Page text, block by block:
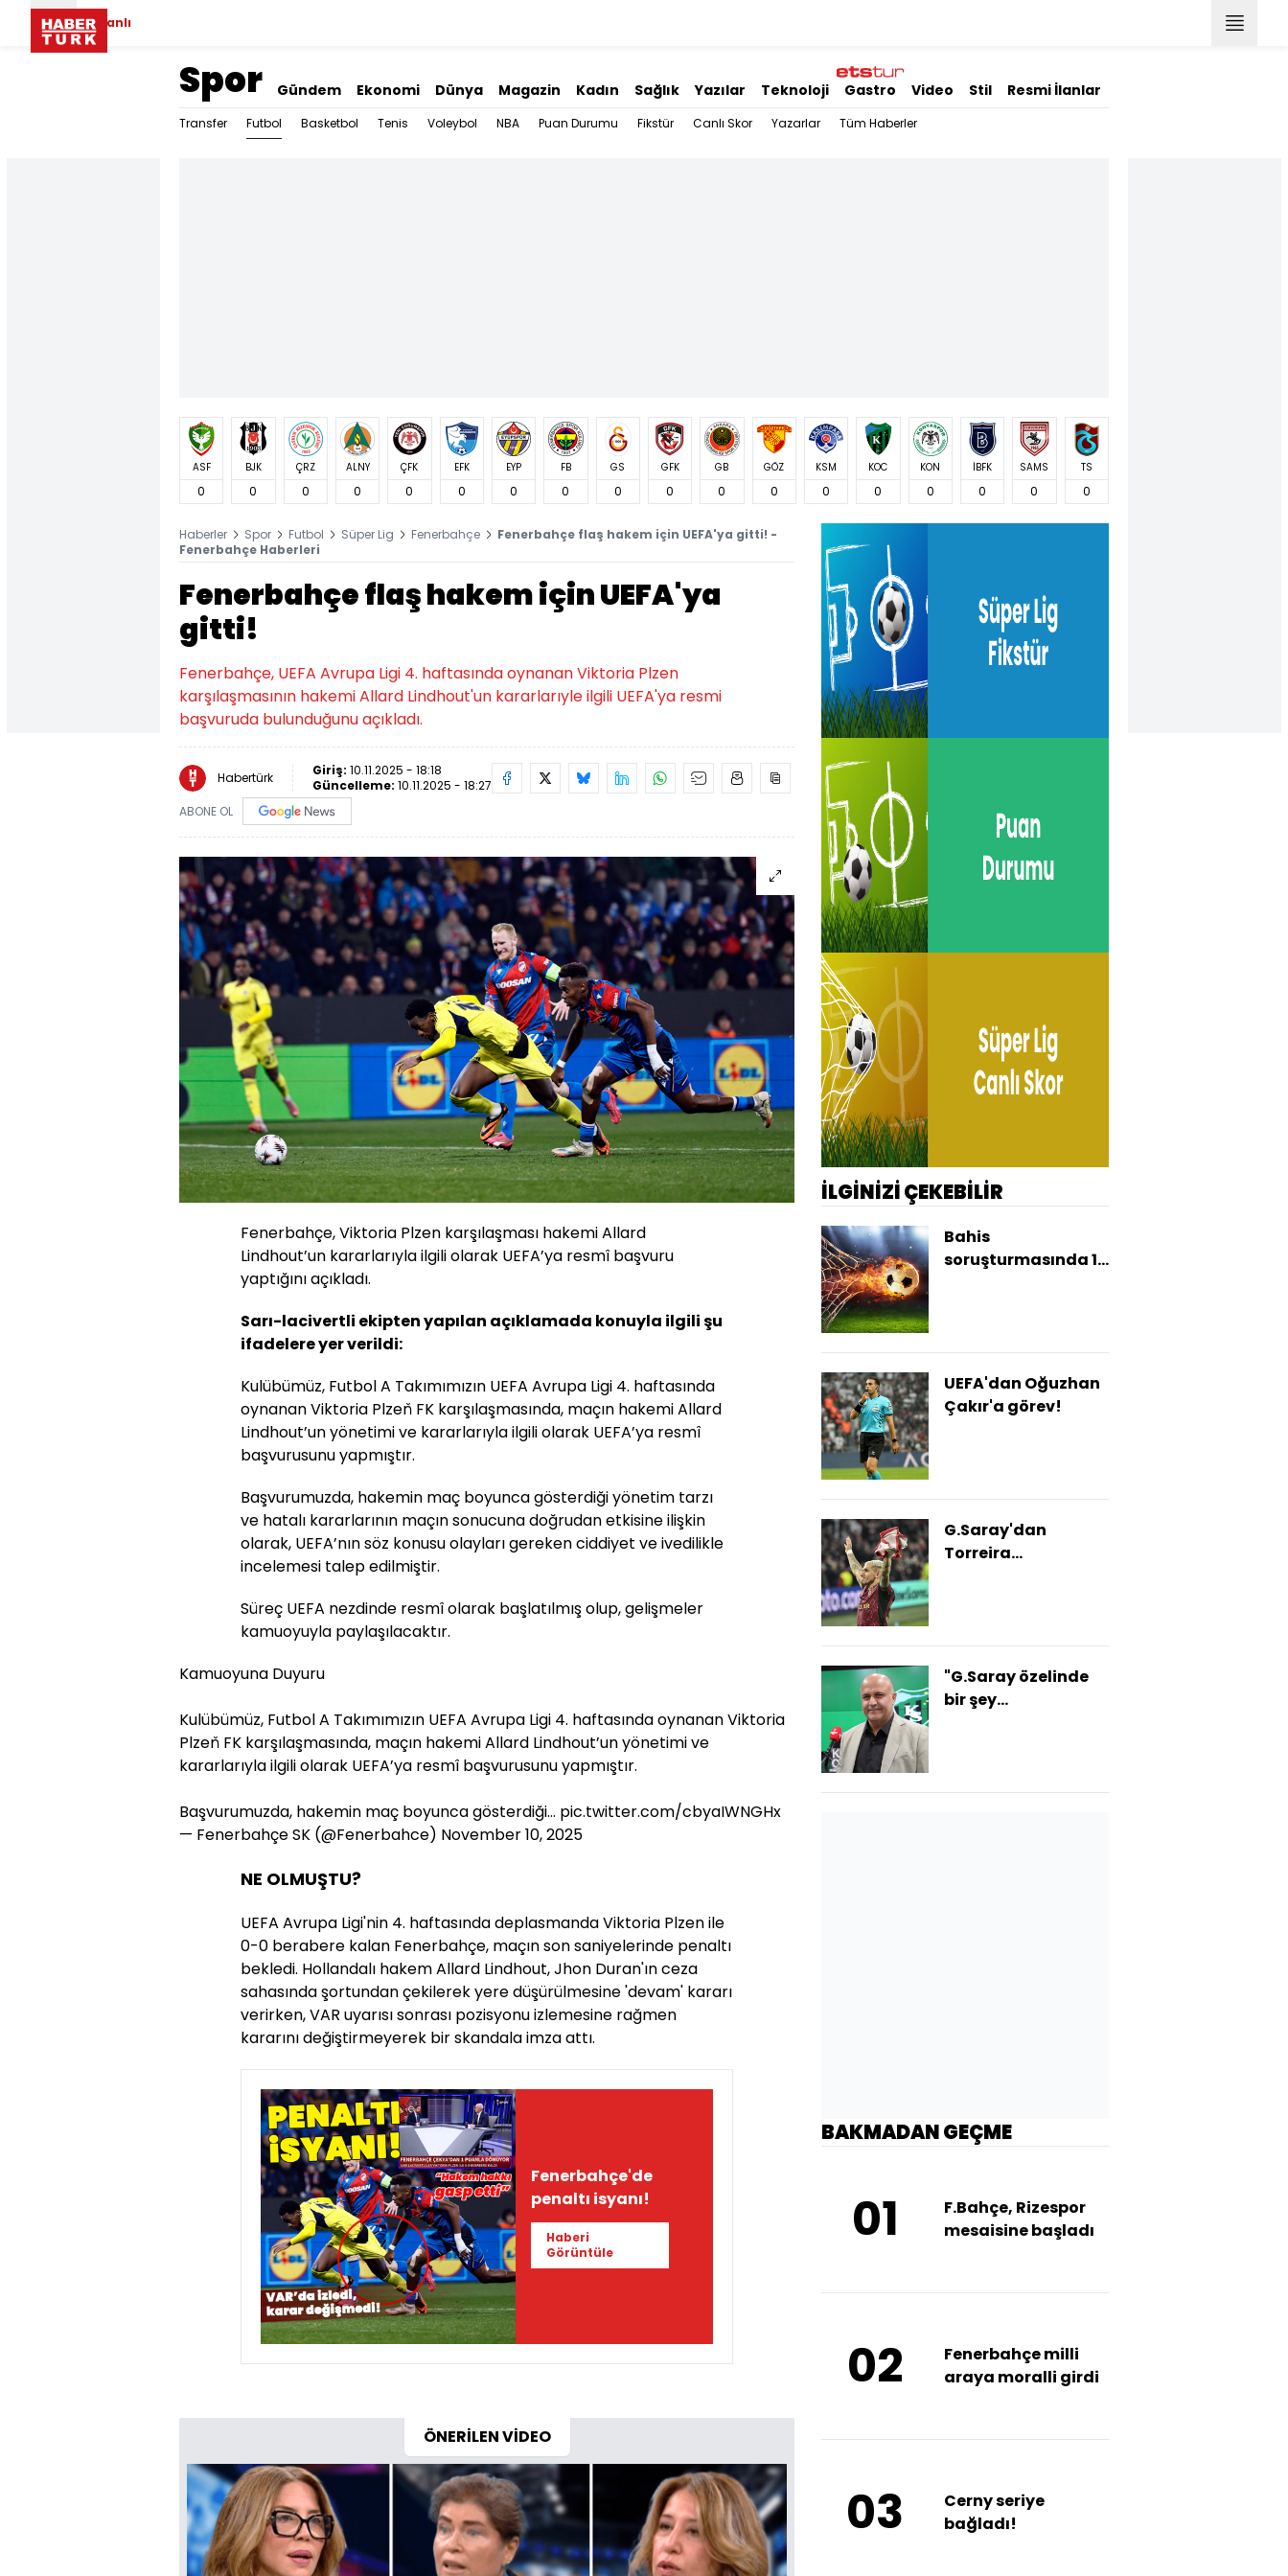
Canlı
Spor Gündem Ekonomi Dünya Magazin Kadın Sağlık Yazılar Teknoloji Gastro Video Stil Resmi İlanlar
Transfer Futbol Basketbol Tenis Voleybol NBA Puan Durumu Fikstür Canlı Skor Yazarlar Tüm Haberler
ASF
0
BJK
0
ÇRZ
0
ALNY
0
ÇFK
0
EFK
0
EYP
0
FB
0
GS
0
GFK
0
GB
0
GÖZ
0
KSM
0
KOC
0
KON
0
İBFK
0
SAMS
0
TS
0
Haberler Spor Futbol Süper Lig Fenerbahçe
Fenerbahçe flaş hakem için UEFA'ya gitti! -
Fenerbahçe Haberleri
Fenerbahçe flaş hakem için UEFA'ya
gitti!
Fenerbahçe, UEFA Avrupa Ligi 4. haftasında oynanan Viktoria Plzen
karşılaşmasının hakemi Allard Lindhout'un kararlarıyle ilgili UEFA'ya resmi
başvuruda bulunduğunu açıkladı.
Habertürk Giriş: 10.11.2025 - 18:18
Güncelleme: 10.11.2025 - 18:27
ABONE OL
Fenerbahçe, Viktoria Plzen karşılaşması hakemi Allard
Lindhout’un kararlarıyla ilgili olarak UEFA’ya resmî başvuru
yaptığını açıkladı.
Sarı-lacivertli ekipten yapılan açıklamada konuyla ilgili şu
ifadelere yer verildi:
Kulübümüz, Futbol A Takımımızın UEFA Avrupa Ligi 4. haftasında
oynanan Viktoria Plzeň FK karşılaşmasında, maçın hakemi Allard
Lindhout’un yönetimi ve kararlarıyla ilgili olarak UEFA’ya resmî
başvurusunu yapmıştır.
Başvurumuzda, hakemin maç boyunca gösterdiği yönetim tarzı
ve hatalı kararlarının maçın sonucuna doğrudan etkisine ilişkin
olarak, UEFA’nın söz konusu olayları gereken ciddiyet ve ivedilikle
incelemesi talep edilmiştir.
Süreç UEFA nezdinde resmî olarak başlatılmış olup, gelişmeler
kamuoyuyla paylaşılacaktır.
Kamuoyuna Duyuru
Kulübümüz, Futbol A Takımımızın UEFA Avrupa Ligi 4. haftasında oynanan Viktoria
Plzeň FK karşılaşmasında, maçın hakemi Allard Lindhout’un yönetimi ve
kararlarıyla ilgili olarak UEFA’ya resmî başvurusunu yapmıştır.
Başvurumuzda, hakemin maç boyunca gösterdiği… pic.twitter.com/cbyaIWNGHx
— Fenerbahçe SK (@Fenerbahce) November 10, 2025
NE OLMUŞTU?
UEFA Avrupa Ligi'nin 4. haftasında deplasmanda Viktoria Plzen ile
0-0 berabere kalan Fenerbahçe, maçın son saniyelerinde penaltı
bekledi. Hollandalı hakem Allard Lindhout, Jhon Duran'ın ceza
sahasında şortundan çekilerek yere düşürülmesine 'devam' kararı
verirken, VAR uyarısı sonrası pozisyonu izlemesine rağmen
kararını değiştirmeyerek bir skandala imza attı.
Fenerbahçe'de
penaltı isyanı!
Haberi
Görüntüle
ÖNERİLEN VİDEO
İLGİNİZİ ÇEKEBİLİR
Bahis
soruşturmasında 19
UEFA'dan Oğuzhan
Çakır'a görev!
G.Saray'dan
Torreira
"G.Saray özelinde
bir şey
BAKMADAN GEÇME
01
F.Bahçe, Rizespor
mesaisine başladı
02
Fenerbahçe milli
araya moralli girdi
03
Cerny seriye
bağladı!